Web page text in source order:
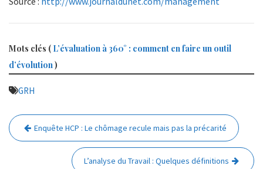
Mots clés ( L’évaluation à 360° : comment en faire un outil
d’évolution)
GRH
Navigation
de
Enquête HCP : Le chômage recule mais pas la précarité
L’analyse du Travail : Quelques définitions